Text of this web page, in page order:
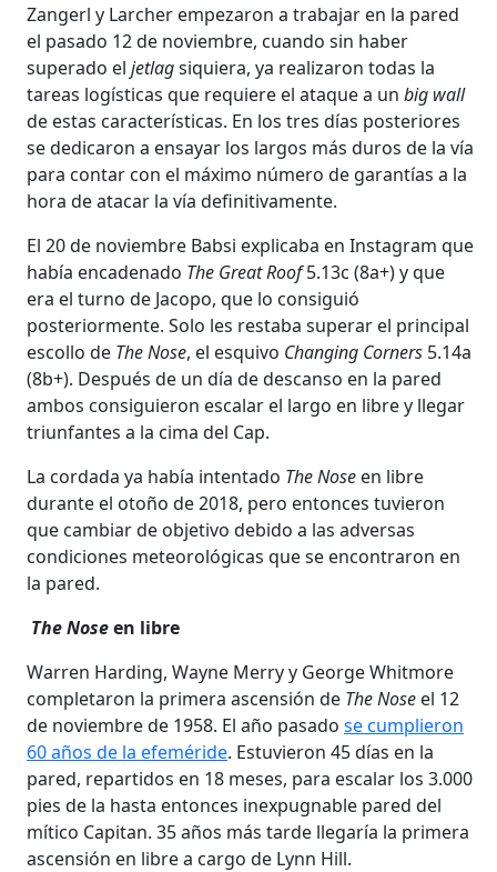
Zangerl y Larcher empezaron a trabajar en la pared
el pasado 12 de noviembre, cuando sin haber
superado el jetlagsiquiera, ya realizaron todas la
tareas logísticas que requiere el ataque a un big wall
de estas características. En los tres días posteriores
se dedicaron a ensayar los largos más duros de la vía
para contar con el máximo número de garantías a la
hora de atacar la vía definitivamente.
El 20 de noviembre Babsi explicaba en Instagram que
había encadenado The Great Roof5.13c (8a+) y que
era el turno de Jacopo, que lo consiguió
posteriormente. Solo les restaba superar el principal
escollo de The Nose, el esquivo Changing Corners 5.14a
(8b+). Después de un día de descanso en la pared
ambos consiguieron escalar el largo en libre y llegar
triunfantes a la cima del Cap.
La cordada ya había intentado The Nose en libre
durante el otoño de 2018, pero entonces tuvieron
que cambiar de objetivo debido a las adversas
condiciones meteorológicas que se encontraron en
la pared.
The Noseen libre
Warren Harding, Wayne Merry y George Whitmore
completaron la primera ascensión de The Nose el 12
de noviembre de 1958. El año pasado se cumplieron
60 años de la efeméride. Estuvieron 45 días en la
pared, repartidos en 18 meses, para escalar los 3.000
pies de la hasta entonces inexpugnable pared del
mítico Capitan. 35 años más tarde llegaría la primera
ascensión en libre a cargo de Lynn Hill.